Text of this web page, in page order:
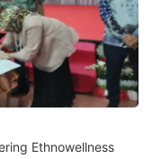
Ethnowellness